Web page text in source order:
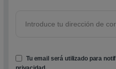
a
d
Tu email será utilizado para